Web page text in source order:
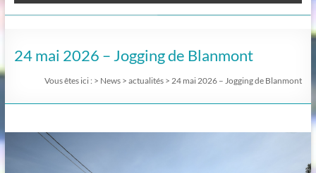
24 mai 2026 – Jogging de Blanmont
Vous êtes ici : > News >actualités >24 mai 2026 – Jogging de Blanmont